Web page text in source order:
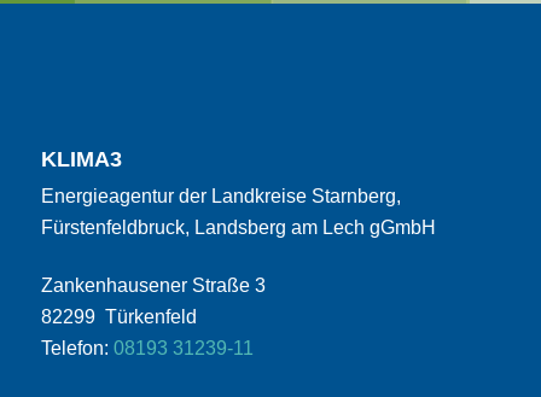
KLIMA3
Energieagentur der Landkreise Starnberg,
Fürstenfeldbruck, Landsberg am Lech gGmbH
Zankenhausener Straße 3
82299 Türkenfeld
Telefon: 08193 31239-11